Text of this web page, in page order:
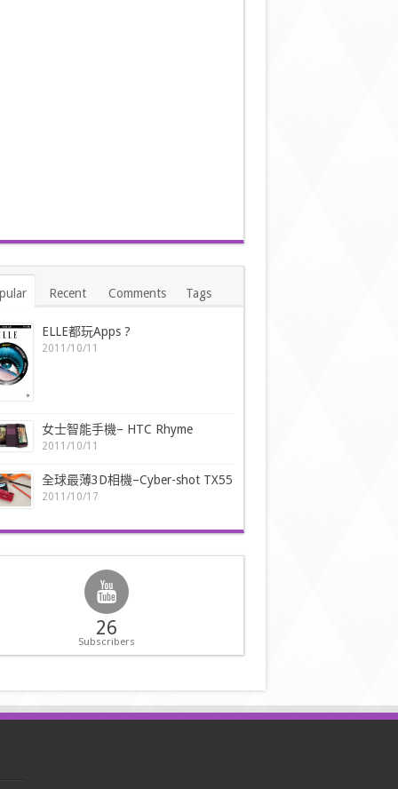
Recent Comments Tags
ELLE都玩Apps ?
2011/10/11
女士智能手機– HTC Rhyme
2011/10/11
全球最薄3D相機–Cyber-shot TX55
2011/10/17
26
Subscribers